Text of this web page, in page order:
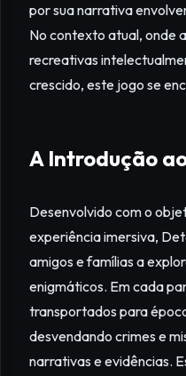
por sua narrativa
No contexto atual, onde
recreativas
crescido, este jogo se
A Introdução
Desenvolvido com o
experiência imersiva,
amigos e famílias a
enigmáticos. Em cada
transportados para
desvendando crimes e
narrativas e evidências.